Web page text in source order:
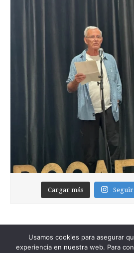
Cargar más
Usamos cookies para asegurar
experiencia en nuestra web. Para